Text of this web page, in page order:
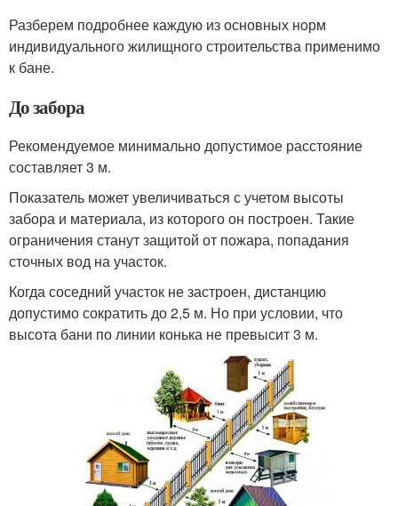
Разберем подробнее каждую из основных норм
индивидуального жилищного строительства применимо
к бане.
До забора
Рекомендуемое минимально допустимое расстояние
составляет 3 м.
Показатель может увеличиваться с учетом высоты
забора и материала, из которого он построен. Такие
ограничения станут защитой от пожара, попадания
сточных вод на участок.
Когда соседний участок не застроен, дистанцию
допустимо сократить до 2,5 м. Но при условии, что
высота бани по линии конька не превысит 3 м.